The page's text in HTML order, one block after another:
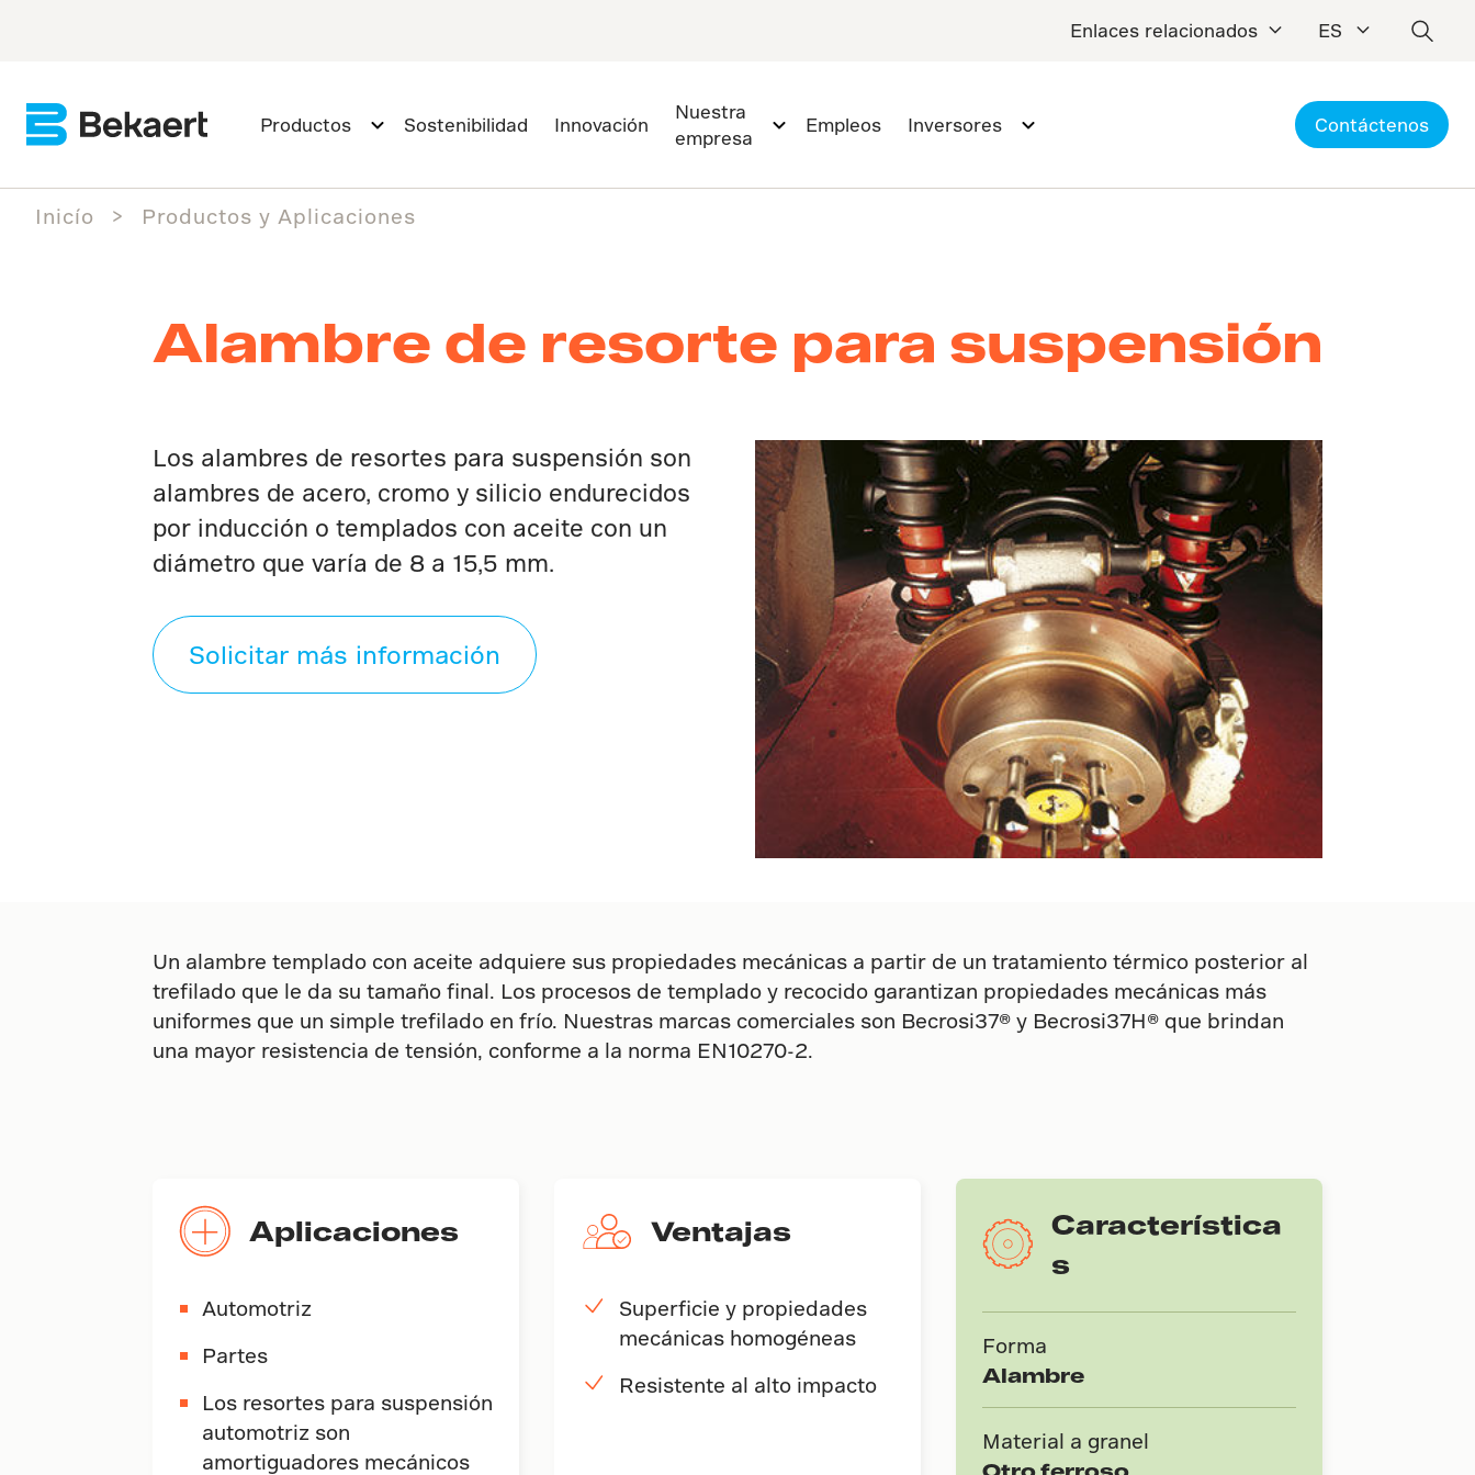
Enlaces relacionados ES
Productos Sostenibilidad Innovación
Nuestra
empresa
Empleos Inversores Contáctenos
Inicío Productos y Aplicaciones
Alambre de resorte para suspensión
Los alambres de resortes para suspensión son
alambres de acero, cromo y silicio endurecidos
por inducción o templados con aceite con un
diámetro que varía de 8 a 15,5 mm.
Solicitar más información
Un alambre templado con aceite adquiere sus propiedades mecánicas a partir de un tratamiento térmico posterior al
trefilado que le da su tamaño final. Los procesos de templado y recocido garantizan propiedades mecánicas más
uniformes que un simple trefilado en frío. Nuestras marcas comerciales son Becrosi37® y Becrosi37H® que brindan
una mayor resistencia de tensión, conforme a la norma EN10270-2.
Aplicaciones
Automotriz
Partes
Los resortes para suspensión
automotriz son
amortiguadores mecánicos
Ventajas
Superficie y propiedades
mecánicas homogéneas
Resistente al alto impacto
Característica
s
Forma
Alambre
Material a granel
Otro ferroso